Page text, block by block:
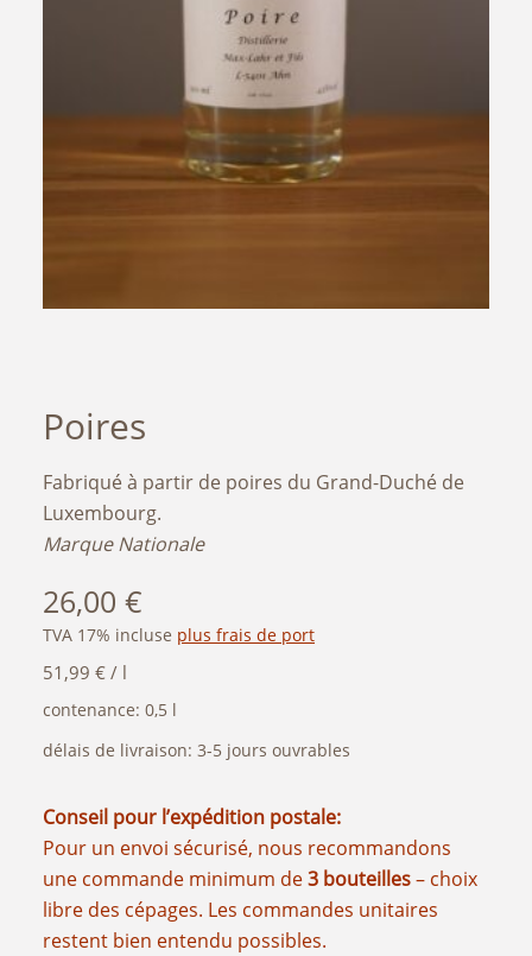
Poires
Fabriqué à partir de poires du Grand-Duché de
Luxembourg.
Marque Nationale
26,00 €
TVA 17% incluse plus frais de port
51,99 € / l
contenance: 0,5 l
délais de livraison: 3-5 jours ouvrables
Conseil pour l’expédition postale:
Pour un envoi sécurisé, nous recommandons
une commande minimum de3 bouteilles– choix
libre des cépages. Les commandes unitaires
restent bien entendu possibles.